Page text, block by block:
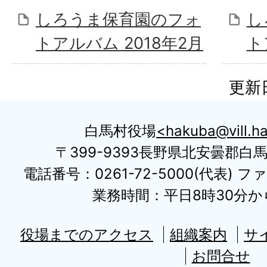
しろうま保育園のフォ
トアルバム 2018年2月
更新
白馬村役場
〒399-9393長野県北安曇郡白
電話番号：0261-72-5000(代表) フ
業務時間：平日8時30分か
役場までのアクセス 組織案内
サ
お問合せ